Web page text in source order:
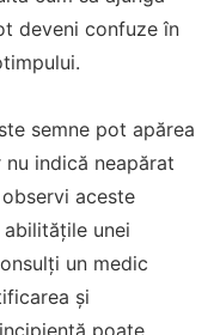
deveni confuze în
semne pot apărea
indică neapărat
aceste
unei
un medic
și
poate